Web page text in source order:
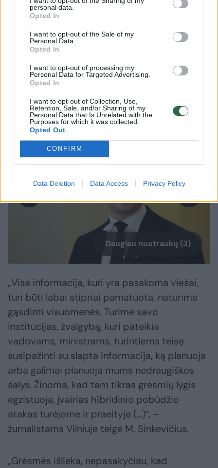
personal data.
Opted In
I want to opt-out of the Sale of my
Personal Data.
Opted In
I want to opt-out of processing my
Personal Data for Targeted Advertising.
Opted In
I want to opt-out of Collection, Use,
Retention, Sale, and/or Sharing of my
Personal Data that Is Unrelated with the
Purposes for which it was collected.
Opted Out
CONFIRM
Data Deletion Data Access Privacy Policy
Papildyta
Paaiškėjus, kad žvalgyba turi informacijos
provokacijų Baltijos regione, premjeras
Mindaugas Sinkevičius ramina visuomenę
ir tikina, jog valstybė ruošiasi galimiems
scenarijams.
Daugiau nuotraukų (3)
„Visa informacija, kuri yra pasakoma viešai,
turi būti labai stipriai pamatuota, neturime
gąsdinti visuomenės. Turime savo
institucijas, žvalgybą, kuri pateikia
vadovams, ministrams, turintiems teisę
susipažinti su slapta informacija, ką planuoja
arba galimai planuoja mums nedraugiškos
šalys. Žinoma, kad tam tikras grėsmių lygis
egzistuoja, įvairias hibridinio pobūdžio
atakas turėjome ir praeityje (…)“, –
žurnalistams Vilniuje teigė M. Sinkevičius.
„Grėsmės išlieka, nepasakyčiau, kad